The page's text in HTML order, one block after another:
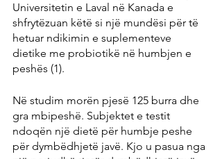
Universitetin e Laval në Kanada e
shfrytëzuan këtë si një mundësi për të
hetuar ndikimin e suplementeve
dietike me probiotikë në humbjen e
peshës (1).
Në studim morën pjesë 125 burra dhe
gra mbipeshë. Subjektet e testit
ndoqën një dietë për humbje peshe
për dymbëdhjetë javë. Kjo u pasua nga